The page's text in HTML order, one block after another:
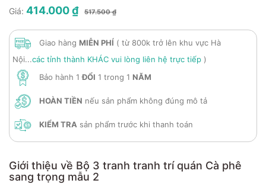
Giá: 414.000 ₫ 517.500 ₫
Giao hàng MIỄN PHÍ ( từ 800k trở lên khu vực Hà
Nội...các tỉnh thành KHÁC vui lòng liên hệ trực tiếp )
Bảo hành 1ĐỔI 1 trong 1 NĂM
HOÀN TIỀN nếu sản phẩm không đúng mô tả
KIỂM TRA sản phẩm trước khi thanh toán
Giới thiệu về Bộ 3 tranh tranh trí quán Cà phê
sang trọng mẫu 2